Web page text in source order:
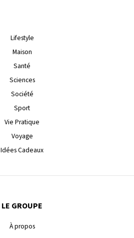
Lifestyle
Maison
Santé
Sciences
Société
Sport
Vie Pratique
Voyage
Idées Cadeaux
LE GROUPE
À propos